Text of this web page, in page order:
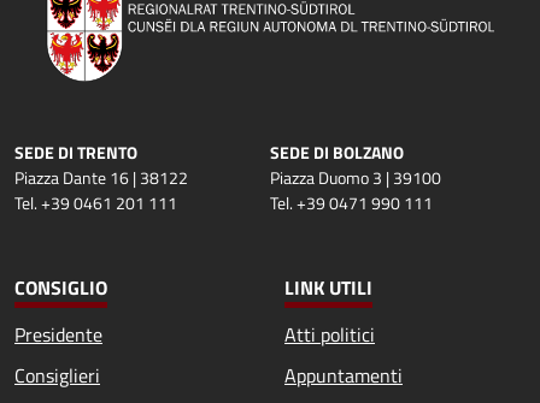
SEDE DI TRENTO
Piazza Dante 16 | 38122
Tel. +39 0461 201 111
SEDE DI BOLZANO
Piazza Duomo 3 | 39100
Tel. +39 0471 990 111
CONSIGLIO
Presidente
Consiglieri
LINK UTILI
Atti politici
Appuntamenti